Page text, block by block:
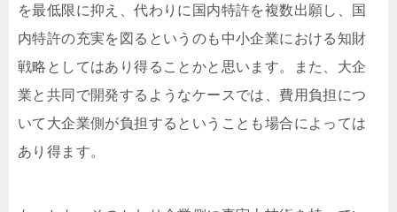
を最低限に抑え、代わりに国内特許を複数出願し、国
内特許の充実を図るというのも中小企業における知財
戦略としてはあり得ることかと思います。また、大企
業と共同で開発するようなケースでは、費用負担につ
いて大企業側が負担するということも場合によっては
あり得ます。